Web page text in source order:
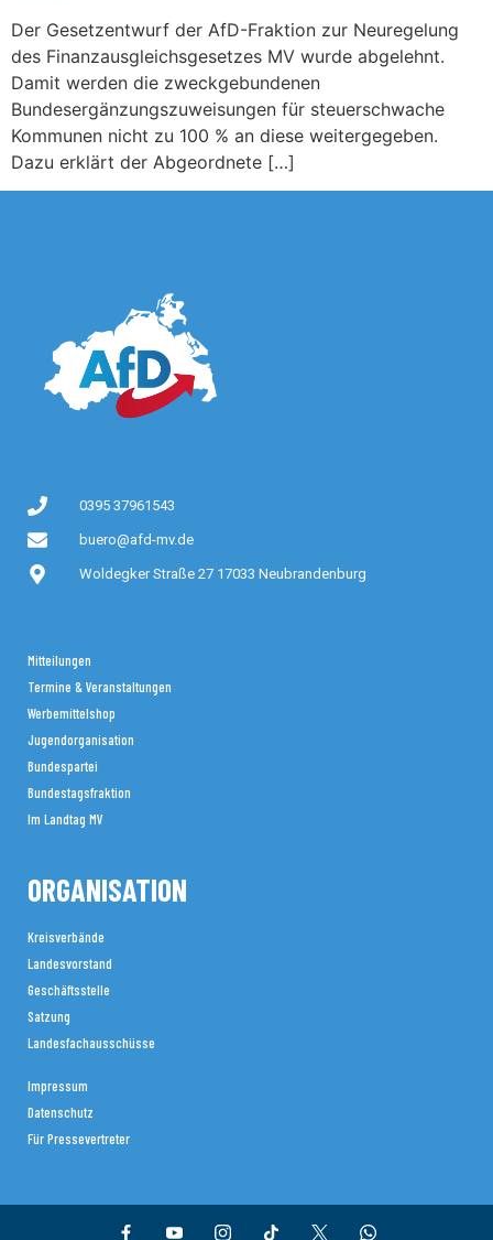
Der Gesetzentwurf der AfD-Fraktion zur Neuregelung
des Finanzausgleichsgesetzes MV wurde abgelehnt.
Damit werden die zweckgebundenen
Bundesergänzungszuweisungen für steuerschwache
Kommunen nicht zu 100 % an diese weitergegeben.
Dazu erklärt der Abgeordnete […]
0395 37961543
buero@afd-mv.de
Woldegker Straße 27 17033 Neubrandenburg
Mitteilungen
Termine & Veranstaltungen
Werbemittelshop
Jugendorganisation
Bundespartei
Bundestagsfraktion
Im Landtag MV
ORGANISATION
Kreisverbände
Landesvorstand
Geschäftsstelle
Satzung
Landesfachausschüsse
Impressum
Datenschutz
Für Pressevertreter